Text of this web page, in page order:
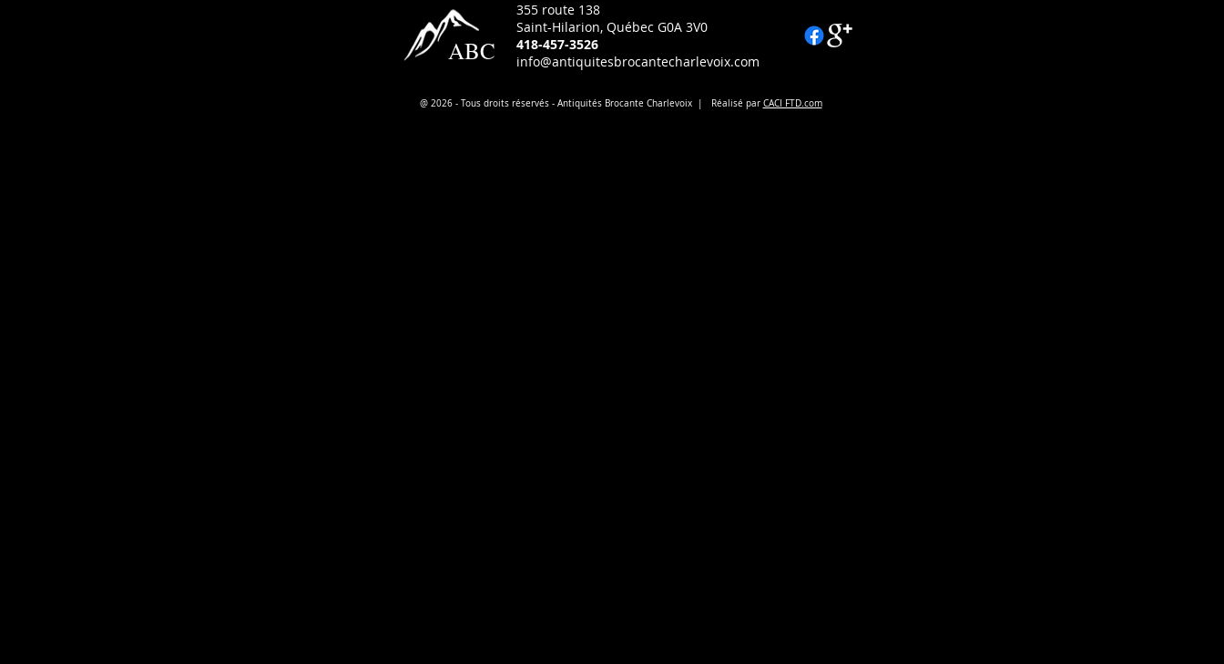
ABC
355 route 138
Saint-Hilarion, Québec G0A 3V0
418-457-3526
info@antiquitesbrocantecharlevoix.com
@ 2026 - Tous droits réservés - Antiquités Brocante Charlevoix | Réalisé par CACI FTD.com